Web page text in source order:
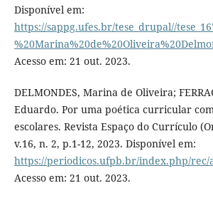
Disponível em:
https://sappg.ufes.br/tese_drupal//
Acesso em: 21 out. 2023.
DELMONDES, Marina de Oliveira;
Eduardo. Por uma poética curricular
escolares. Revista Espaço do Currículo
v.16, n. 2, p.1-12, 2023. Disponível em:
https://periodicos.ufpb.br/index.php/rec/
Acesso em: 21 out. 2023.